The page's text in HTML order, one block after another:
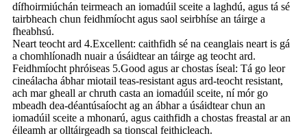
dífhoirmiúchán teirmeach an iomadúil sceite a laghdú, agus tá sé
tairbheach chun feidhmíocht agus saol seirbhíse an táirge a
fheabhsú.
Neart teocht ard 4.Excellent: caithfidh sé na ceanglais neart is gá
a chomhlíonadh nuair a úsáidtear an táirge ag teocht ard.
Feidhmíocht phróiseas 5.Good agus ar chostas íseal: Tá go leor
cineálacha ábhar miotail teas-resistant agus ard-teocht resistant,
ach mar gheall ar chruth casta an iomadúil sceite, ní mór go
mbeadh dea-déantúsaíocht ag an ábhar a úsáidtear chun an
iomadúil sceite a mhonarú, agus caithfidh a chostas freastal ar an
éileamh ar olltáirgeadh sa tionscal feithicleach.